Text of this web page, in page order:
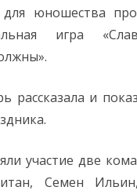
для юношества
игра
рассказала и
участие две
Семен